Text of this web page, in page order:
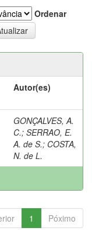
Ordenar
Autor(es)
GONÇALVES, A.
C.; SERRAO, E.
A. de S.; COSTA,
N. de L.
1 Póximo